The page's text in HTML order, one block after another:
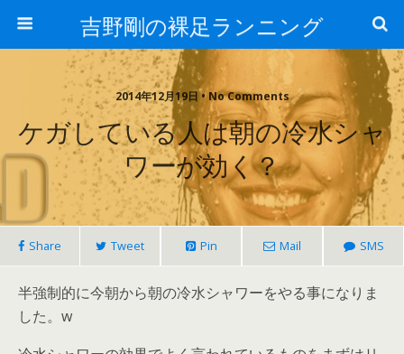
吉野剛の裸足ランニング
2014年12月19日 • No Comments
ケガしている人は朝の冷水シャ
ワーが効く？
Share Tweet Pin Mail SMS
半強制的に今朝から朝の冷水シャワーをやる事になりま
した。w